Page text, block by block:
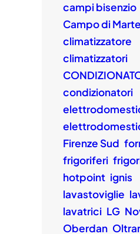
campi bisenzio
Campo di Marte
climatizzatore
climatizzatori
condizionatori
Firenze Sud
frigoriferi
hotpoint ignis
lavastoviglie
lavatrici LG
Oberdan